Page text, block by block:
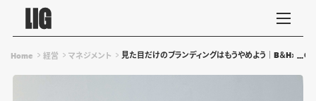
Home 経営 マネジメント 見た目だけのブランディングはもうやめよう｜B＆H×LIG